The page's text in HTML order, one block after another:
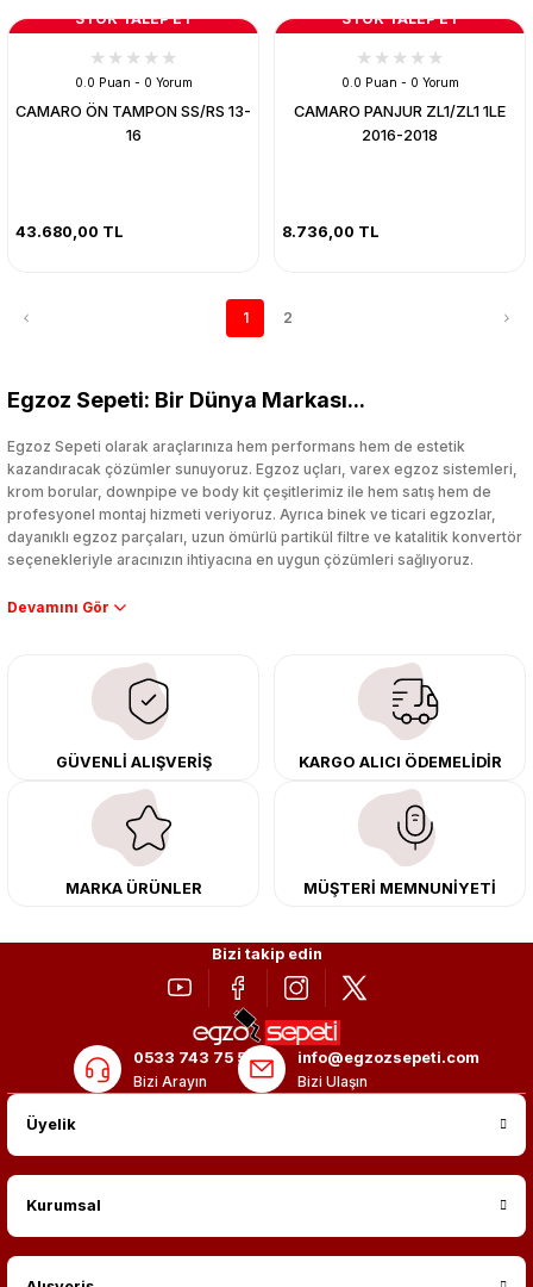
STOK TALEP ET
0.0 Puan - 0 Yorum
CAMARO ÖN TAMPON SS/RS 13-
16
43.680,00 TL
STOK TALEP ET
0.0 Puan - 0 Yorum
CAMARO PANJUR ZL1/ZL1 1LE
2016-2018
8.736,00 TL
1 2
Egzoz Sepeti: Bir Dünya Markası...
Egzoz Sepeti olarak araçlarınıza hem performans hem de estetik
kazandıracak çözümler sunuyoruz. Egzoz uçları, varex egzoz sistemleri,
krom borular, downpipe ve body kit çeşitlerimiz ile hem satış hem de
profesyonel montaj hizmeti veriyoruz. Ayrıca binek ve ticari egzozlar,
dayanıklı egzoz parçaları, uzun ömürlü partikül filtre ve katalitik konvertör
seçenekleriyle aracınızın ihtiyacına en uygun çözümleri sağlıyoruz.
Performans artışı isteyen sürücüler için özel performans egzozları ve
çıkma orijinal ürünler ile yenileyebilir, body kit uygulamalarıyla aracınızın
tasarımını ve aerodinamisini üst seviyeye taşıyabilirsiniz.
Tüm ürünlerimiz orijinal, dayanıklı ve uzun ömürlüdür. İstanbul’daki montaj
merkezimizde profesyonel montaj yapıyor, Türkiye’nin her yerine güvenli
kargo ile teslimat gerçekleştiriyoruz. Aracınıza değer katmak için doğru
adres: Egzoz Sepeti.
GÜVENLİ ALIŞVERİŞ KARGO ALICI ÖDEMELİDİR
MARKA ÜRÜNLER MÜŞTERİ MEMNUNİYETİ
Bizi takip edin
0533 743 75 56
Bizi Arayın
info@egzozsepeti.com
Bizi Ulaşın
Üyelik
Kurumsal